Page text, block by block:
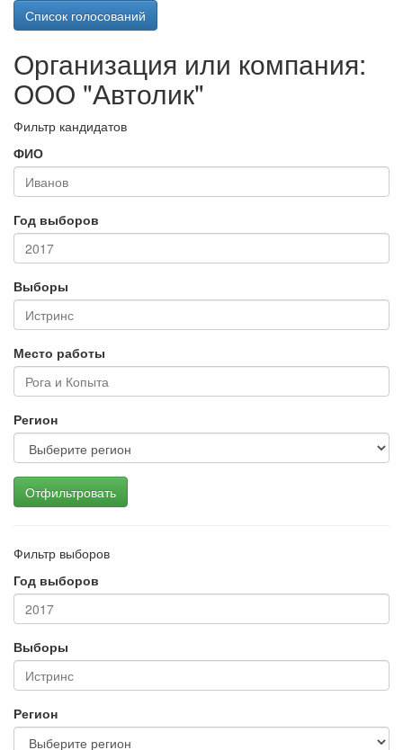
Список голосований
Организация или компания:
ООО "Автолик"
Фильтр кандидатов
ФИО
Год выборов
Выборы
Место работы
Регион
Отфильтровать
Фильтр выборов
Год выборов
Выборы
Регион